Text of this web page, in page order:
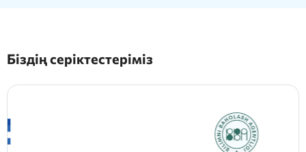
Біздің серіктестеріміз